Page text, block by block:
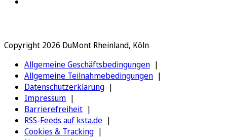
Copyright 2026 DuMont Rheinland, Köln
Allgemeine Geschäftsbedingungen
Allgemeine Teilnahmebedingungen
Datenschutzerklärung
Impressum
Barrierefreiheit
RSS-Feeds auf ksta.de
Cookies & Tracking